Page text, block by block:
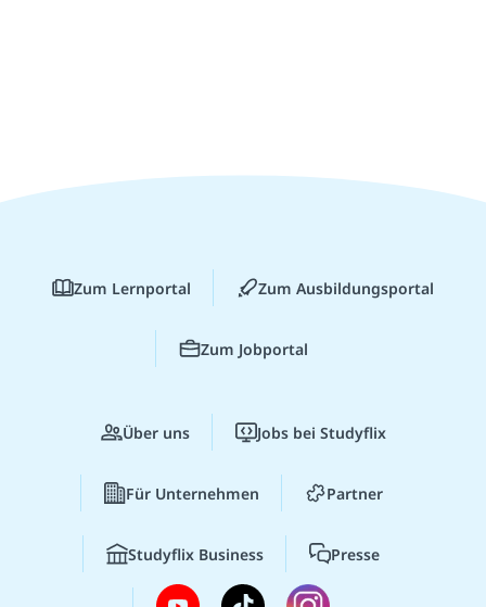
Zum Lernportal Zum Ausbildungsportal
Zum Jobportal
Über uns Jobs bei Studyflix
Für Unternehmen Partner
Studyflix Business Presse